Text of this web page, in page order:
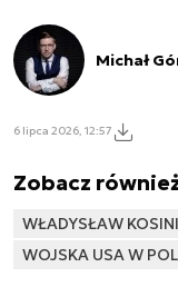
Michał
6 lipca 2026, 12:57
Zobacz
WŁADYSŁAW
WOJSKA USA W